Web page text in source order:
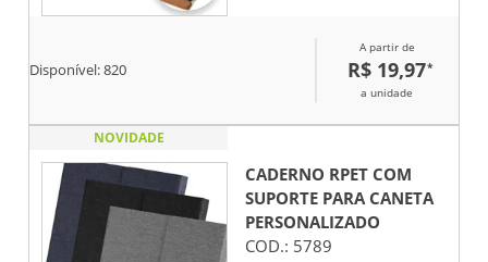
Disponível:820
A partir de
R$ 19,97*
a unidade
NOVIDADE
CADERNO RPET COM
SUPORTE PARA CANETA
PERSONALIZADO
COD.: 5789